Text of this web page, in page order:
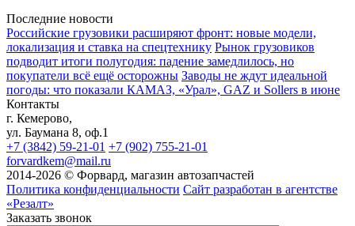
Последние новости
Российские грузовики расширяют фронт: новые модели,
локализация и ставка на спецтехнику Рынок грузовиков
подводит итоги полугодия: падение замедлилось, но
покупатели всё ещё осторожны Заводы не ждут идеальной
погоды: что показали КАМАЗ, «Урал», GAZ и Sollers в июне
Контакты
г. Кемерово,
ул. Баумана 8, оф.1
+7 (3842) 59-21-01 +7 (902) 755-21-01
forvardkem@mail.ru
2014-2026 © Форвард, магазин автозапчастей
Политика конфиденциальности Сайт разработан в агентстве
«Резалт»
Заказать звонок